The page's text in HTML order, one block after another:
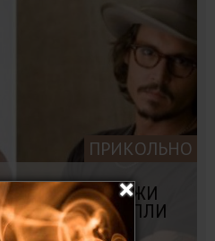
ПРИКОЛЬНО
ПОХОЖИ
КАК ДВЕ КАПЛИ